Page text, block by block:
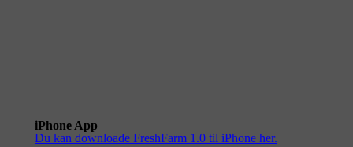
iPhone App
Du kan downloade FreshFarm 1.0 til iPhone her.